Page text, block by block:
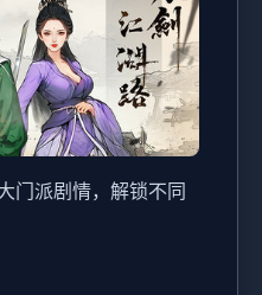
派剧情，解锁不同